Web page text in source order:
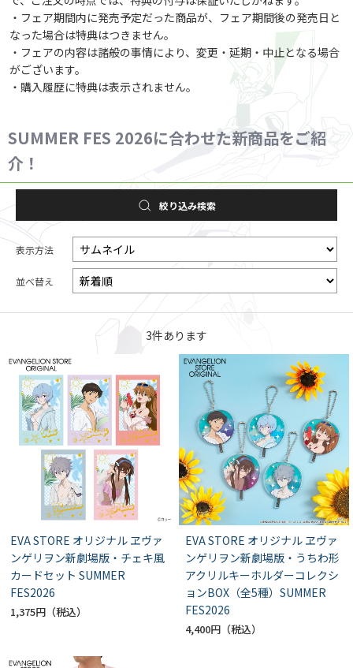
・フェア期間内に発売予定だった商品が、フェア期間後の発売日と
なった場合は特典はつきません。
・フェアの内容は諸般の事情により、変更・延期・中止となる場合
がございます。
・購入履歴に特典は表示されません。
SUMMER FES 2026に合わせた新商品をご紹
介！
絞り込み検索
表示方法
並べ替え
3件あります
EVA STORE オリジナル ヱヴァ
ンゲリヲン新劇場版・チェキ風
カードセット SUMMER
FES2026
1,375円
EVA STORE オリジナル ヱヴァ
ンゲリヲン新劇場版・うちわ形
アクリルキーホルダーコレクシ
ョンBOX（全5種）SUMMER
FES2026
4,400円